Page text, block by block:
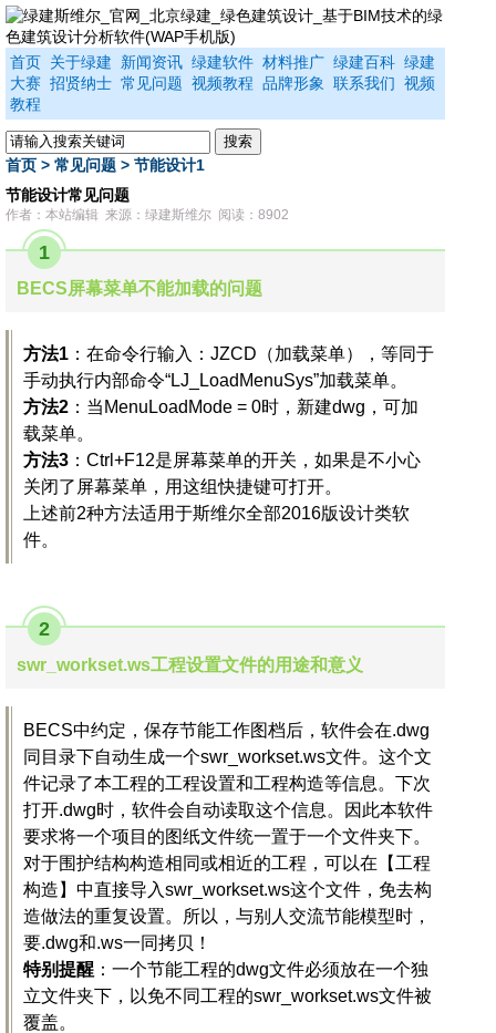
首页 关于绿建 新闻资讯 绿建软件 材料推广 绿建百科 绿建
大赛 招贤纳士 常见问题 视频教程 品牌形象 联系我们 视频
教程
首页 > 常见问题 > 节能设计1
节能设计常见问题
作者：本站编辑 来源：绿建斯维尔 阅读：8902
1
BECS屏幕菜单不能加载的问题
方法1：在命令行输入：JZCD（加载菜单），等同于
手动执行内部命令“LJ_LoadMenuSys”加载菜单。
方法2：当MenuLoadMode = 0时，新建dwg，可加
载菜单。
方法3：Ctrl+F12是屏幕菜单的开关，如果是不小心
关闭了屏幕菜单，用这组快捷键可打开。
上述前2种方法适用于斯维尔全部2016版设计类软
件。
2
swr_workset.ws工程设置文件的用途和意义
BECS中约定，保存节能工作图档后，软件会在.dwg
同目录下自动生成一个swr_workset.ws文件。这个文
件记录了本工程的工程设置和工程构造等信息。下次
打开.dwg时，软件会自动读取这个信息。因此本软件
要求将一个项目的图纸文件统一置于一个文件夹下。
对于围护结构构造相同或相近的工程，可以在【工程
构造】中直接导入swr_workset.ws这个文件，免去构
造做法的重复设置。所以，与别人交流节能模型时，
要.dwg和.ws一同拷贝！
特别提醒：一个节能工程的dwg文件必须放在一个独
立文件夹下，以免不同工程的swr_workset.ws文件被
覆盖。